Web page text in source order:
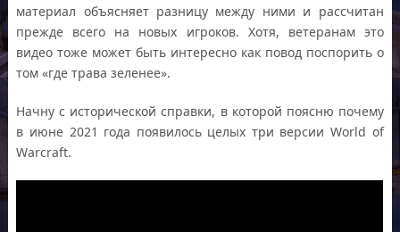
материал объясняет разницу между ними и рассчитан
прежде всего на новых игроков. Хотя, ветеранам это
видео тоже может быть интересно как повод поспорить о
том «где трава зеленее».
Начну с исторической справки, в которой поясню почему
в июне 2021 года появилось целых три версии World of
Warcraft.